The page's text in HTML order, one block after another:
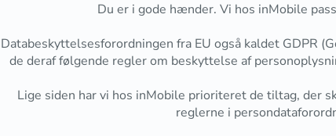
Du er i gode hænder. Vi hos inMobile
Databeskyttelsesforordningen fra EU også kaldet GDPR
de deraf følgende regler om beskyttelse af
Lige siden har vi hos inMobile prioriteret de tiltag, der
reglerne i